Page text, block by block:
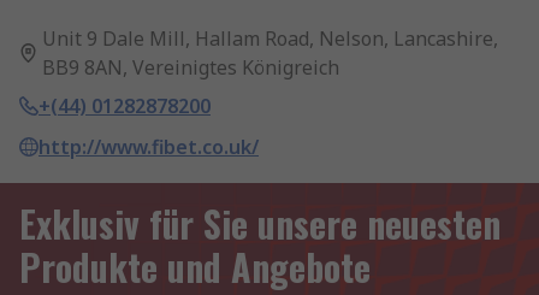
Unit 9 Dale Mill, Hallam Road, Nelson, Lancashire,
BB9 8AN, Vereinigtes Königreich
+(44) 01282878200
http://www.fibet.co.uk/
Exklusiv für Sie unsere neuesten
Produkte und Angebote